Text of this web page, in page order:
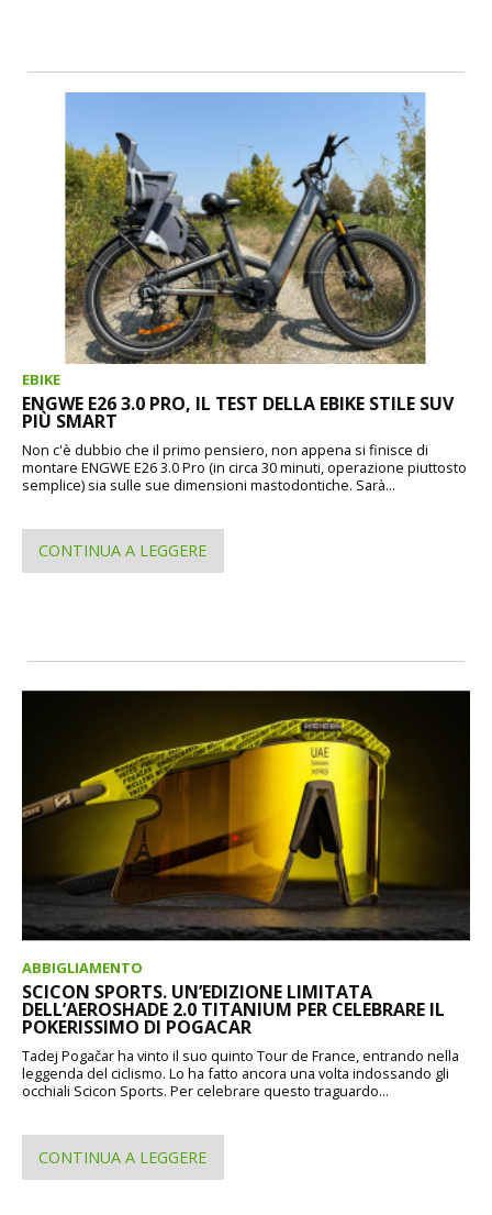
EBIKE
ENGWE E26 3.0 PRO, IL TEST DELLA EBIKE STILE SUV
PIÙ SMART
Non c'è dubbio che il primo pensiero, non appena si finisce di
montare ENGWE E26 3.0 Pro (in circa 30 minuti, operazione piuttosto
semplice) sia sulle sue dimensioni mastodontiche. Sarà...
CONTINUA A LEGGERE
ABBIGLIAMENTO
SCICON SPORTS. UN’EDIZIONE LIMITATA
DELL’AEROSHADE 2.0 TITANIUM PER CELEBRARE IL
POKERISSIMO DI POGACAR
Tadej Pogačar ha vinto il suo quinto Tour de France, entrando nella
leggenda del ciclismo. Lo ha fatto ancora una volta indossando gli
occhiali Scicon Sports. Per celebrare questo traguardo...
CONTINUA A LEGGERE